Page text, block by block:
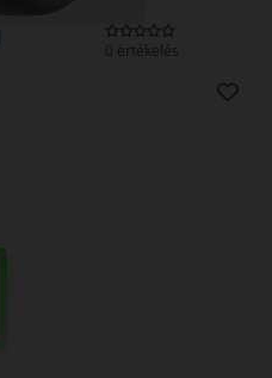
0 értékelés